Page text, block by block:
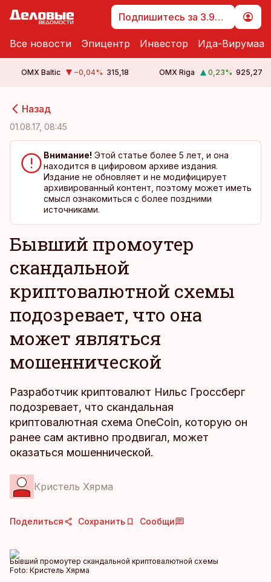
Подпишитесь за 3.99 €
Все новости Эпицентр Инвестор Ида-Вирумаа
OMX Baltic −0,04% 315,18 OMX Riga 0,23% 925,27
Назад
01.08.17, 08:45
Внимание! Этой статье более 5 лет, и она
находится в цифировом архиве издания.
Издание не обновляет и не модифицирует
архивированный контент, поэтому может иметь
смысл ознакомиться с более поздними
источниками.
Бывший промоутер
скандальной
криптовалютной схемы
подозревает, что она
может являться
мошеннической
Разработчик криптовалют Нильс Гроссберг
подозревает, что скандальная
криптовалютная схема OneCoin, которую он
ранее сам активно продвигал, может
оказаться мошеннической.
Кристель Хярма
Поделиться Сохранить Сообщи
Бывший промоутер скандальной криптовалютной схемы
Foto: Кристель Хярма